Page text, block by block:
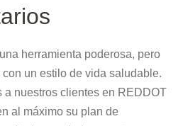
herramienta poderosa, pero
un estilo de vida saludable.
a nuestros clientes en REDDOT
al máximo su plan de